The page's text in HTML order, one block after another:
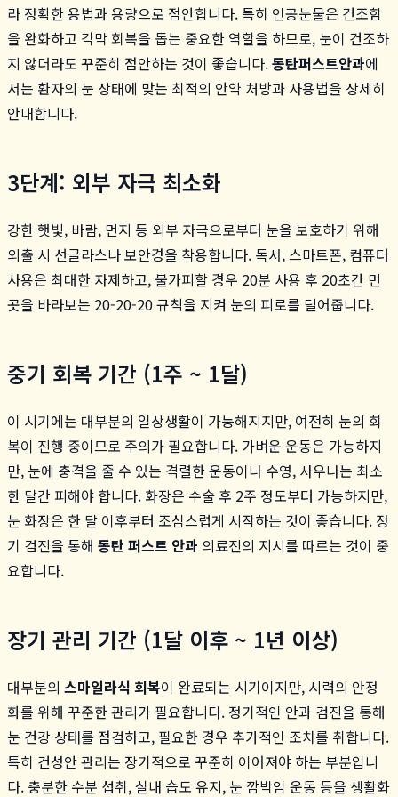
라 정확한 용법과 용량으로 점안합니다. 특히 인공눈물은 건조함
을 완화하고 각막 회복을 돕는 중요한 역할을 하므로, 눈이 건조하
지 않더라도 꾸준히 점안하는 것이 좋습니다.동탄퍼스트안과에
서는 환자의 눈 상태에 맞는 최적의 안약 처방과 사용법을 상세히
안내합니다.
3단계: 외부 자극 최소화
강한 햇빛, 바람, 먼지 등 외부 자극으로부터 눈을 보호하기 위해
외출 시 선글라스나 보안경을 착용합니다. 독서, 스마트폰, 컴퓨터
사용은 최대한 자제하고, 불가피할 경우 20분 사용 후 20초간 먼
곳을 바라보는 20-20-20 규칙을 지켜 눈의 피로를 덜어줍니다.
중기 회복 기간 (1주 ~ 1달)
이 시기에는 대부분의 일상생활이 가능해지지만, 여전히 눈의 회
복이 진행 중이므로 주의가 필요합니다. 가벼운 운동은 가능하지
만, 눈에 충격을 줄 수 있는 격렬한 운동이나 수영, 사우나는 최소
한 달간 피해야 합니다. 화장은 수술 후 2주 정도부터 가능하지만,
눈 화장은 한 달 이후부터 조심스럽게 시작하는 것이 좋습니다. 정
기 검진을 통해 동탄 퍼스트 안과 의료진의 지시를 따르는 것이 중
요합니다.
장기 관리 기간 (1달 이후 ~ 1년 이상)
대부분의 스마일라식 회복이 완료되는 시기이지만, 시력의 안정
화를 위해 꾸준한 관리가 필요합니다. 정기적인 안과 검진을 통해
눈 건강 상태를 점검하고, 필요한 경우 추가적인 조치를 취합니다.
특히 건성안 관리는 장기적으로 꾸준히 이어져야 하는 부분입니
다. 충분한 수분 섭취, 실내 습도 유지, 눈 깜박임 운동 등을 생활화